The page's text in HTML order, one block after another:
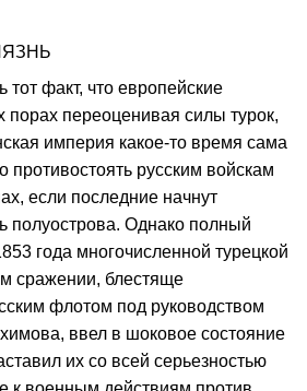
тот факт, что европейские
порах переоценивая силы турок,
империя какое-то время сама
противостоять русским войскам
если последние начнут
полуострова. Однако полный
года многочисленной турецкой
сражении, блестяще
флотом под руководством
ввел в шоковое состояние
их со всей серьезностью